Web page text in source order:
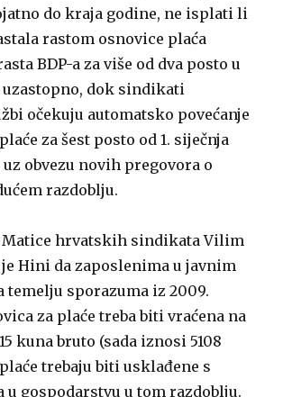
do kraja godine, ne isplati li
rastom osnovice plaća
BDP-a za više od dva posto u
uzastopno, dok sindikati
očekuju automatsko povećanje
za šest posto od 1. siječnja
uz obvezu novih pregovora o
razdoblju.
hrvatskih sindikata Vilim
Hini da zaposlenima u javnim
temelju sporazuma iz 2009.
za plaće treba biti vraćena na
kuna bruto (sada iznosi 5108
trebaju biti usklađene s
u gospodarstvu u tom razdoblju.